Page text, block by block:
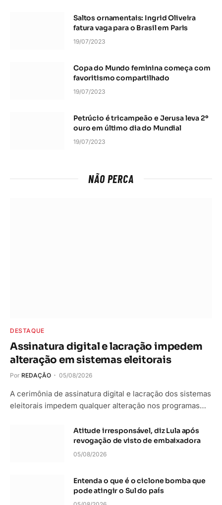
Saltos ornamentais: Ingrid Oliveira
fatura vaga para o Brasil em Paris
19/07/2023
Copa do Mundo feminina começa com
favoritismo compartilhado
19/07/2023
Petrúcio é tricampeão e Jerusa leva 2º
ouro em último dia do Mundial
19/07/2023
NÃO PERCA
DESTAQUE
Assinatura digital e lacração impedem
alteração em sistemas eleitorais
Por REDAÇÃO 05/08/2026
A cerimônia de assinatura digital e lacração dos sistemas
eleitorais impedem qualquer alteração nos programas…
Atitude irresponsável, diz Lula após
revogação de visto de embaixadora
05/08/2026
Entenda o que é o ciclone bomba que
pode atingir o Sul do país